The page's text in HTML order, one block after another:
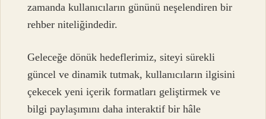
zamanda kullanıcıların gününü neşelendiren bir
rehber niteliğindedir.
Geleceğe dönük hedeflerimiz, siteyi sürekli
güncel ve dinamik tutmak, kullanıcıların ilgisini
çekecek yeni içerik formatları geliştirmek ve
bilgi paylaşımını daha interaktif bir hâle